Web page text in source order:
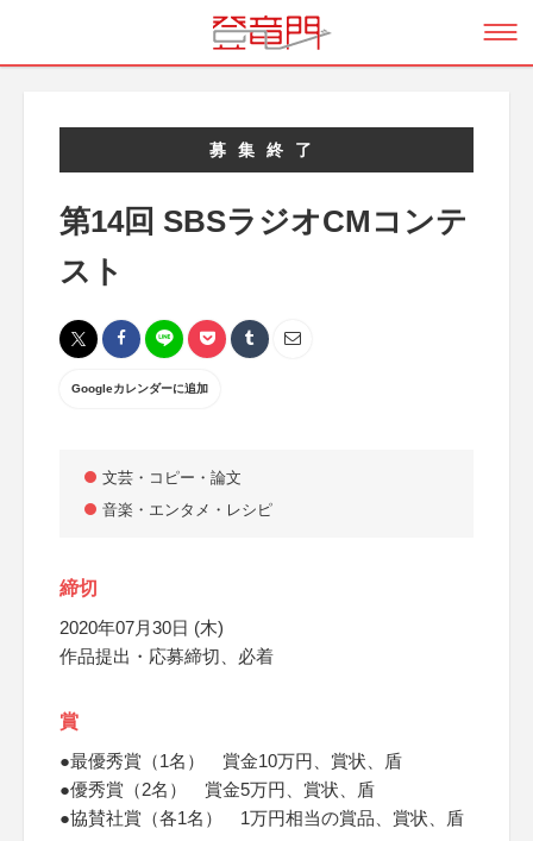
募集終了
第14回 SBSラジオCMコンテ
スト
Googleカレンダーに追加
文芸・コピー・論文
音楽・エンタメ・レシピ
締切
2020年07月30日 (木)
作品提出・応募締切、必着
賞
●最優秀賞（1名） 賞金10万円、賞状、盾
●優秀賞（2名） 賞金5万円、賞状、盾
●協賛社賞（各1名） 1万円相当の賞品、賞状、盾